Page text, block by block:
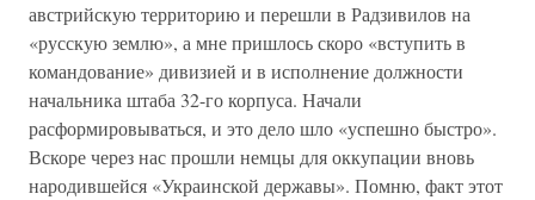
австрийскую территорию и перешли в Радзивилов на
«русскую землю», а мне пришлось скоро «вступить в
командование» дивизией и в исполнение должности
начальника штаба 32-го корпуса. Начали
расформировываться, и это дело шло «успешно быстро».
Вскоре через нас прошли немцы для оккупации вновь
народившейся «Украинской державы». Помню, факт этот